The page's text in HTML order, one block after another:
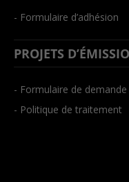
- Formulaire d’adhésion
PROJETS
- Formulaire de demande
- Politique de traitement